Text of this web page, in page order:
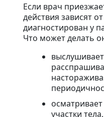
Если врач
действия зависят
диагностирован у
Что может делать
участки